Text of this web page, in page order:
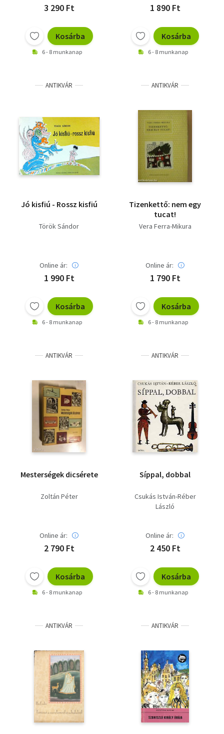
3 290 Ft
Kosárba
6 - 8 munkanap
1 890 Ft
Kosárba
6 - 8 munkanap
ANTIKVÁR
Jó kisfiú - Rossz kisfiú
Török Sándor
Online ár:
1 990 Ft
Kosárba
6 - 8 munkanap
ANTIKVÁR
Tizenkettő: nem egy
tucat!
Vera Ferra-Mikura
Online ár:
1 790 Ft
Kosárba
6 - 8 munkanap
ANTIKVÁR
Mesterségek dicsérete
Zoltán Péter
Online ár:
2 790 Ft
Kosárba
6 - 8 munkanap
ANTIKVÁR
Síppal, dobbal
Csukás István-Réber
László
Online ár:
2 450 Ft
Kosárba
6 - 8 munkanap
ANTIKVÁR ANTIKVÁR